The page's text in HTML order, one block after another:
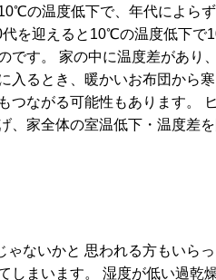
の温度低下で、年代によら
を迎えると10℃の温度低下で
です。 家の中に温度差があり
入るとき、暖かいお布団から
つながる可能性もあります。
、家全体の室温低下・温度差
ないかと 思われる方もいら
しまいます。 湿度が低い過乾